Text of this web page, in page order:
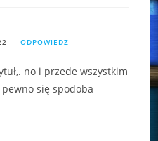
ODPOWIEDZ
no i przede wszystkim
się spodoba